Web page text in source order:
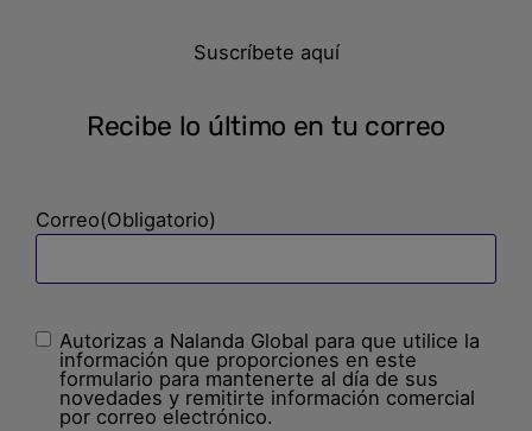
Suscríbete aquí
Recibe lo último en tu correo
Correo(Obligatorio)
Sin
nombre(Obligatorio)
Autorizas a Nalanda Global para que utilice la
información que proporciones en este
formulario para mantenerte al día de sus
novedades y remitirte información comercial
por correo electrónico.